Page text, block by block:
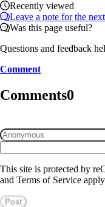
Recently viewed
Leave a note for the
Was this page useful?
Questions and feedback
Comment
Comments0
This site is protected by
and Terms of Service
Post